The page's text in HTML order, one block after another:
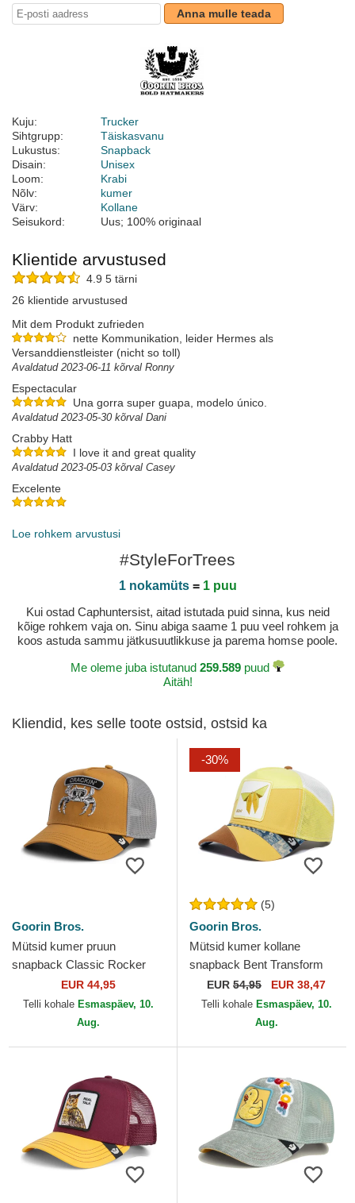
Anna mulle teada
Kuju:
Trucker
Sihtgrupp:
Täiskasvanu
Lukustus:
Snapback
Disain:
Unisex
Loom:
Krabi
Nõlv:
kumer
Värv:
Kollane
Seisukord:
Uus; 100% originaal
Klientide arvustused
4.9 5 tärni
26 klientide arvustused
Mit dem Produkt zufrieden
nette Kommunikation, leider Hermes als
Versanddienstleister (nicht so toll)
Avaldatud 2023-06-11 kõrval Ronny
Espectacular
Una gorra super guapa, modelo único.
Avaldatud 2023-05-30 kõrval Dani
Crabby Hatt
I love it and great quality
Avaldatud 2023-05-03 kõrval Casey
Excelente
Loe rohkem arvustusi
#StyleForTrees
1 nokamüts= 1 puu
Kui ostad Caphuntersist, aitad istutada puid sinna, kus neid
kõige rohkem vaja on. Sinu abiga saame 1 puu veel rohkem ja
koos astuda sammu jätkusuutlikkuse ja parema homse poole.
Me oleme juba istutanud 259.589 puud
Aitäh!
Kliendid, kes selle toote ostsid, ostsid ka
Goorin Bros.
Mütsid kumer pruun
snapback Classic Rocker
Crackin' The Farm Goorin
Bros.
EUR 44,95
Telli kohale Esmaspäev, 10.
Aug.
-30%
(5)
Goorin Bros.
Mütsid kumer kollane
snapback Bent Transform
Farmigami The Farm Goorin
Bros.
EUR 54,95 EUR 38,47
Telli kohale Esmaspäev, 10.
Aug.